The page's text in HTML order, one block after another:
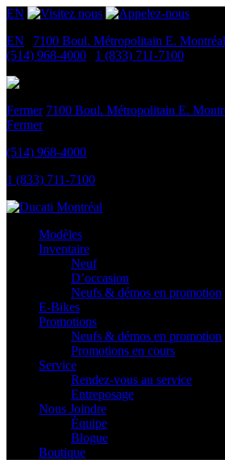
EN
EN
7100 Boul. Métropolitain E.
(514) 968-4000
1 (833) 711-7100
Fermer 7100 Boul. Métropolitain E.
Fermer
(514) 968-4000
1 (833) 711-7100
Modèles
Inventaire
Neuf
D’occasion
Neufs & démos en promotion
E-Bikes
Promotions
Neufs & démos en promotion
Promotions en cours
Service
Rendez-vous au service
Entreposage
Nous Joindre
Équipe
Blogue
Boutique